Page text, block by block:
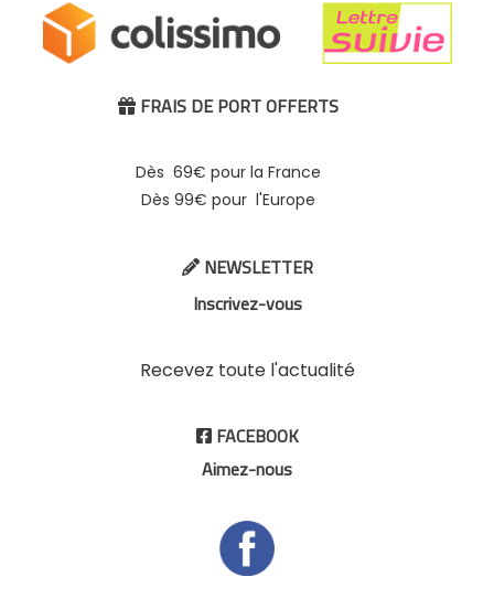
 FRAIS DE PORT OFFERTS
Dès 69€ pour la France
Dès 99€ pour l'Europe
NEWSLETTER
Inscrivez-vous
Recevez toute l'actualité
FACEBOOK
Aimez-nous